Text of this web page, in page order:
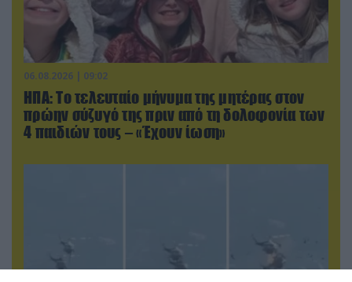
06.08.2026 | 09:02
ΗΠΑ: Το τελευταίο μήνυμα της μητέρας στον
πρώην σύζυγό της πριν από τη δολοφονία των
4 παιδιών τους – «Έχουν ίωση»